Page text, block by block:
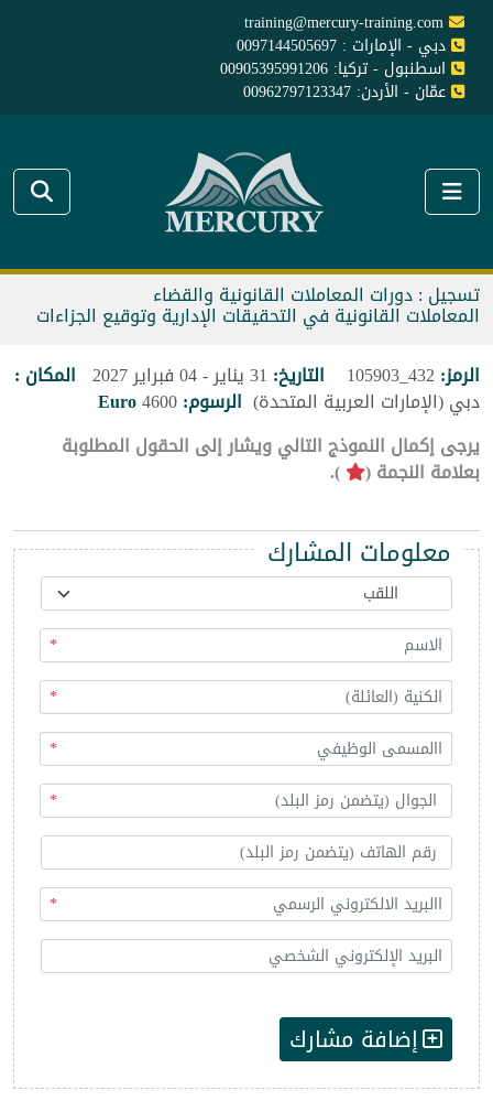
training@mercury-training.com
دبي - الإمارات : 0097144505697
اسطنبول - تركيا: 00905395991206
عمّان - الأردن: 00962797123347
تسجيل : دورات المعاملات القانونية والقضاء
المعاملات القانونية في التحقيقات الإدارية وتوقيع الجزاءات
الرمز:
التاريخ: المكان :
دبي (الإمارات العربية المتحدة) الرسوم:4600
Euro
يرجى إكمال النموذج التالي ويشار إلى الحقول المطلوبة
بعلامة النجمة ( ).
معلومات المشارك
*
*
*
*
*
إضافة مشارك